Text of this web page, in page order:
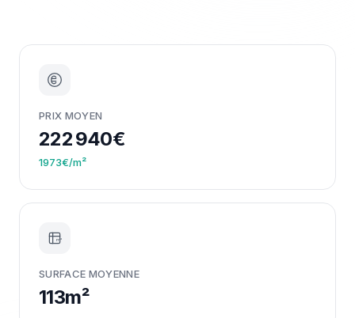
PRIX MOYEN
222 940€
1973€/m²
m²
SURFACE MOYENNE
113m²